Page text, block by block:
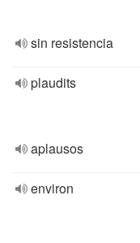
sin resistencia
plaudits
aplausos
environ